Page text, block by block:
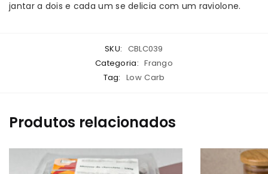
jantar a dois e cada um se delicia com um raviolone.
SKU: CBLC039
Categoria: Frango
Tag: Low Carb
Produtos relacionados